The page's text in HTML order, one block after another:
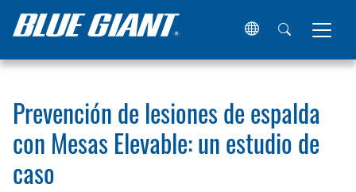
Hogar Recursos Estudios de caso Prevención de
Prevención de lesiones de espalda
con Mesas Elevable: un estudio de
caso